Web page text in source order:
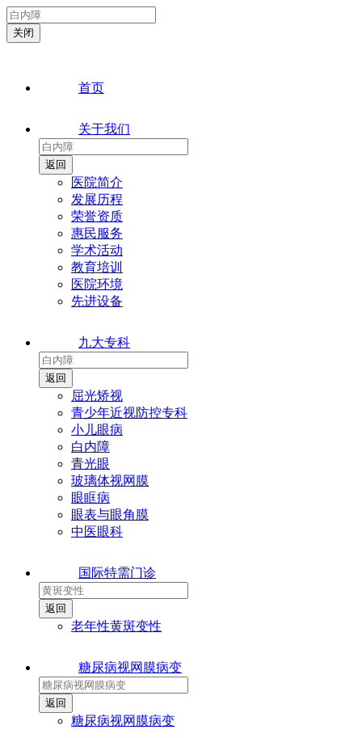
首页
关于我们
医院简介
发展历程
荣誉资质
惠民服务
学术活动
教育培训
医院环境
先进设备
九大专科
屈光矫视
青少年近视防控专科
小儿眼病
白内障
青光眼
玻璃体视网膜
眼眶病
眼表与眼角膜
中医眼科
国际特需门诊
老年性黄斑变性
糖尿病视网膜病变
糖尿病视网膜病变